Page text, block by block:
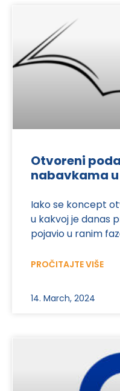
Otvoreni
nabavkama u
Iako se koncept
u kakvoj je danas
pojavio u ranim
PROČITAJTE VIŠE
14. March, 2024